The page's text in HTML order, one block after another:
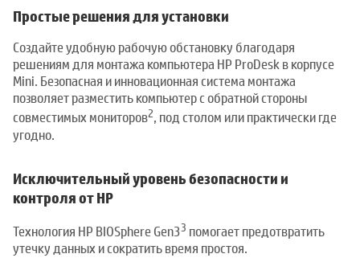
Простые решения для установки
Создайте удобную рабочую обстановку благодаря
решениям для монтажа компьютера HP ProDesk в корпусе
Mini. Безопасная и инновационная система монтажа
позволяет разместить компьютер с обратной стороны
совместимых мониторов2, под столом или практически где
угодно.
Исключительный уровень безопасности и
контроля от HP
Технология HP BIOSphere Gen33 помогает предотвратить
утечку данных и сократить время простоя.